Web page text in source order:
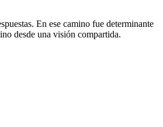
En ese camino fue determinante
desde una visión compartida.